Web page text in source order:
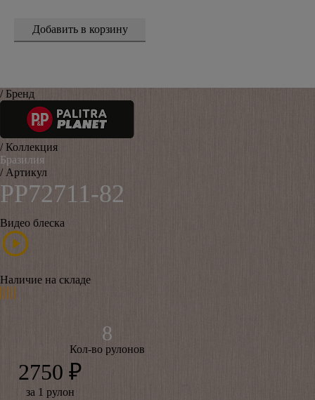
/ Бренд
/ Коллекция
Бразилия
/ Артикул
PP72711-82
Видео блеска
Наличие на складе
Кол-во рулонов
2750 ₽
за 1 рулон